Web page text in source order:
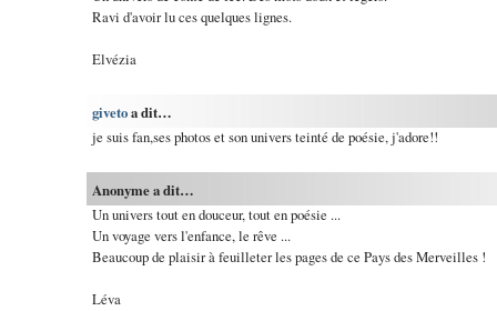
Ravi d'avoir lu ces quelques lignes.
Elvézia
givetoa dit…
je suis fan,ses photos et son univers teinté de poésie, j'adore!!
Anonyme a dit…
Un univers tout en douceur, tout en poésie ...
Un voyage vers l'enfance, le rêve ...
Beaucoup de plaisir à feuilleter les pages de ce Pays des Merveilles !
Léva